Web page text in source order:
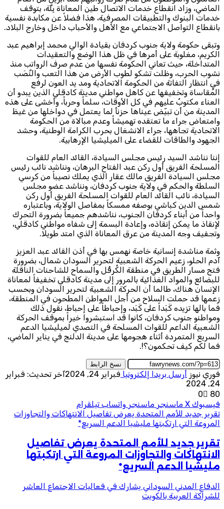
الماضي، وزاد انقطاع خدمات الاتصال طين المعاناة بِلَّة، بتوقف
خدمات البنوك والتطبيقات المصرفية، هذا فضلاً عن مكابدة نفسية
بانقطاع التواصل الاجتماعي مع الأهل والأحباب داخل وخارج البلاد.
وتبقى حكومة ولاية جنوب كردفان بقيادة الوالي محمد إبراهيم عبد
الكريم، مغلوبة على أمرها في ظل هذا الوضع والتعقيدات
المتداخلة، حيث تعاني الحكومة نفسها من عدم صرف الرواتب منذ
نشوب الحرب، وظلت تشكو لطوب الأرض من هذا التعب والنَّصَب
في انتظار التفاتة من الحكومة الاتحادية ومد يد العون لرفع
المُقاساة وتخفيفها عن كاهل مواطني مدينة كادقلي الذين يبدو أن
العناء مكتوبٌ عليهم في كل الأوقات، سلماً وحرباً، وأخشى على هذه
المدينة من أن تبيّض عيناها حزنأ لما يعتمل في دواخلها من غيظ
وامتعاض جراء ما تعتقده تهميشاً وعدم مبالاة من الحكومة
الاتحادية تجاهها، جراء الانشغال بحرب الكرامة الوطنية، وحشد
الجهود والطاقات للقضاء على الميليشيا الإرهابية.
إننا نناشد السيد رئيس مجلس السيادة، القائد العام للقوات
المسلحة الفريق أول ركن عبد الفتاح البرهان، ونناشد نائب رئيس
مجلس السيادة الفريق مالك عقار الذي يملك نصيباً من كرسي
السلطة والحكم في ولاية جنوب كردفان، ونناشد عضو مجلس
السيادة، نائب القائد العام للقوات المسلحة الفريق أول ركن
شمس الدين كباشي بوصفه ممسكاً بمفاصل الولاية، وباعتباره
واحداً من أبناء كردفان الجنوب، نناشدهم جميعاً بضرورة التحرك
لإنقاذ ما يمكن إنقاذه، وإعادة البسمة إلى شفاه مواطني كادقلي،
وتجفيف وجه المدينة من عرق المعاناة الذي امتد طويلا.
وثمة مناشدة إنسانية خاصة نهمس بها في أذن القائد عبد العزيز
آدم الحلو، زعيم الحركة الشعبية لتحرير السودان شمال، بضرورة
فتح مسار الطريق في منطقة الكُرقُل والسماح للشاحنات الناقلة
للبضائع والمواد الغذائية بالمرور إلى مدينة كادقلي تخفيفاً لمعاناة
الإنسان هناك، طالما أن الحركة الشعبية لتحرير السودان وبحسب
زعمها قد حملت السلاح من أجل المواطن المطحون في المنطقة،
فما بالها تزيده كَبَداً على كَبَد، وإحباطاً على إحباط، نقول ذلك
ومواطنو جنوب كردفان، كانوا قد استبشروا خيراً بموقف الحركة
الشعبية الداعم للقوات المسلحة في التصدي لميليشيا الدعم
السريع المتمردة أثناء هجومها على مدينة الدلنج في يناير الماضي،
فما لكم كيف تحكمون؟!.
نسخ الرابط
فوري نيوز أرسل بريدا إلكترونيا فبراير 24, 2024
آخر تحديث: فبراير
24, 2024
0
80
فيسبوك ‫X ماسنجر ماسنجر واتساب تيلقرام
تقرير جديد للأمم المتحدة يعرض تفاصيل الانتهاكات والتجاوزات
المروعة التي ارتكبتها مليشيا الدعم السريع*
تقرير جديد للأمم المتحدة يعرض تفاصيل
الانتهاكات والتجاوزات المروعة التي ارتكبتها
مليشيا الدعم السريع*
الدفاع المدني السوداني يشارك في فعاليات الاجتماع العاشر
للشراكة العربية بالكويت